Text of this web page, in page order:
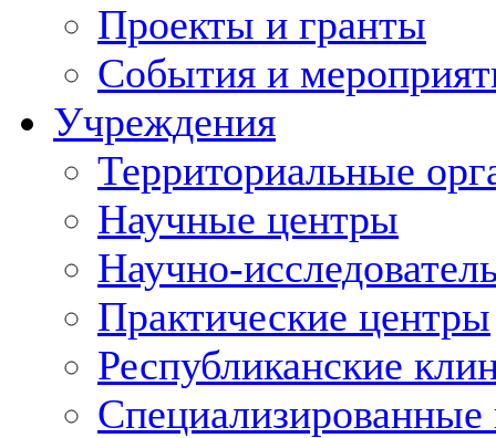
Проекты и гранты
События и
Учреждения
Территориальные
Научные центры
Научно-
Практические центры
Республиканские